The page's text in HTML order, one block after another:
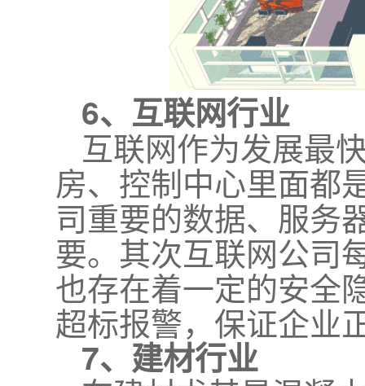
6、互联网行业
互联网作为发展最
房、控制中心里面都
司重要的数据、服务
要。其次互联网公司
也存在着一定的安全
超标报警，保证企业
7、建材行业